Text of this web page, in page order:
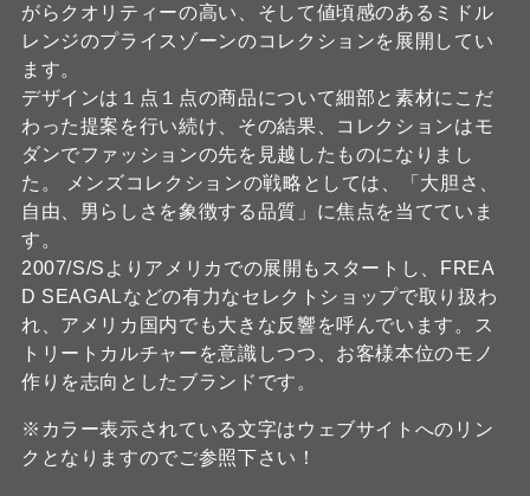
がらクオリティーの高い、そして値頃感のあるミドル
レンジのプライスゾーンのコレクションを展開してい
ます。
デザインは１点１点の商品について細部と素材にこだ
わった提案を行い続け、その結果、コレクションはモ
ダンでファッションの先を見越したものになりまし
た。 メンズコレクションの戦略としては、「大胆さ、
自由、男らしさを象徴する品質」に焦点を当てていま
す。
2007/S/Sよりアメリカでの展開もスタートし、FREA
D SEAGALなどの有力なセレクトショップで取り扱わ
れ、アメリカ国内でも大きな反響を呼んでいます。ス
トリートカルチャーを意識しつつ、お客様本位のモノ
作りを志向としたブランドです。
※カラー表示されている文字はウェブサイトへのリン
クとなりますのでご参照下さい！